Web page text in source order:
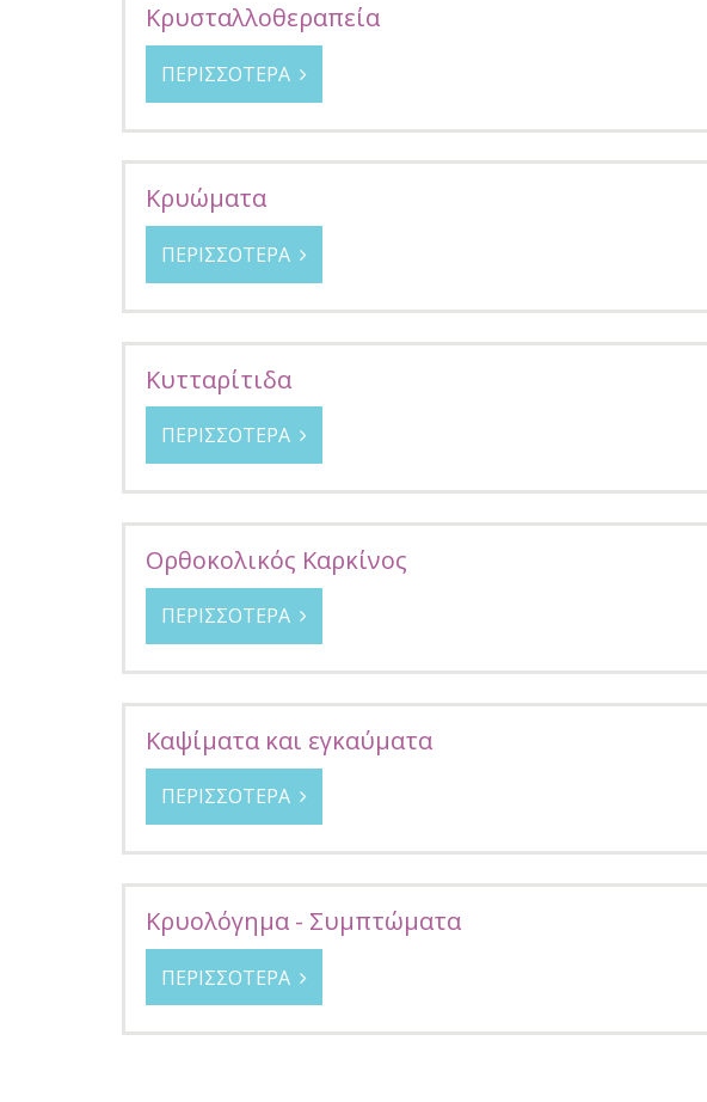
Κρυσταλλοθεραπεία
ΠΕΡΙΣΣΟΤΕΡΑ
Κρυώματα
ΠΕΡΙΣΣΟΤΕΡΑ
Κυτταρίτιδα
ΠΕΡΙΣΣΟΤΕΡΑ
Oρθοκολικός Kαρκίνος
ΠΕΡΙΣΣΟΤΕΡΑ
Καψίματα και εγκαύματα
ΠΕΡΙΣΣΟΤΕΡΑ
Κρυολόγημα - Συμπτώματα
ΠΕΡΙΣΣΟΤΕΡΑ